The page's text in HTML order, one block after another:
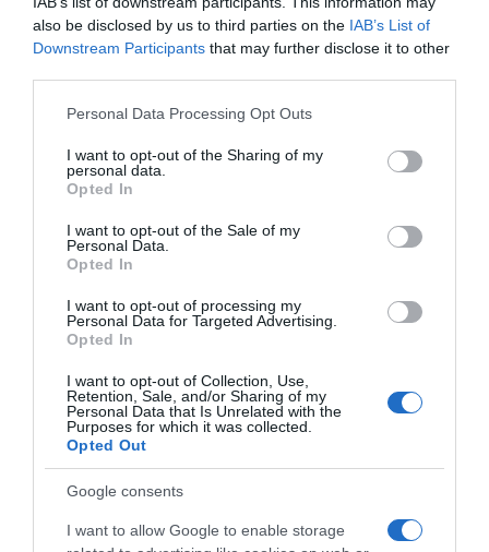
also be disclosed by us to third parties on the IAB’s List of
Downstream Participants that may further disclose it to other
Please note that this website/app uses one or more Google
not limited to your visit or usage behaviour. You may click to
grant or deny consent to Google and its third-party tags to
use your data for below specified purposes in below Google
consent section.
Personal Data Processing Opt Outs
I want to opt-out of the Sharing of my
personal data.
Opted In
I want to opt-out of the Sale of my
Personal Data.
Opted In
I want to opt-out of processing my
Personal Data for Targeted Advertising.
Opted In
I want to opt-out of Collection, Use,
Retention, Sale, and/or Sharing of my
Personal Data that Is Unrelated with the
Purposes for which it was collected.
Opted Out
Google consents
I want to allow Google to enable storage
— Volim te — rekla sam. — Ali to nije dovoljno da sve bude kao
prije.
— Ne znaš još. Ali naučit ćeš.
Sljedeći tjedni bili su teški.
pa meni, pa čak i Luki, tvrdeći da sam starica koja manipulira
svima. Kad su iz banke počeli stizati nalazi revizije, ton mu se
najbolje za obitelj”.
Čudno kako ljudi uvijek pokušaju ukrasti nešto “za obitelj”, ali
dokumenti završe na njihovo ime.
Valentina je polako počela otkrivati dugove.